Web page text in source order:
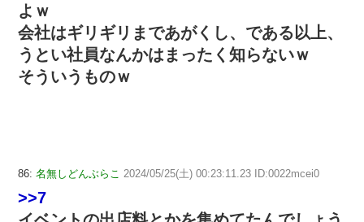
よｗ
会社はギリギリまであがくし、である以上、
うとい社員なんかはまったく知らないｗ
そういうものｗ
86: 名無しどんぶらこ 2024/05/25(土) 00:23:11.23 ID:0022mcei0
>>7